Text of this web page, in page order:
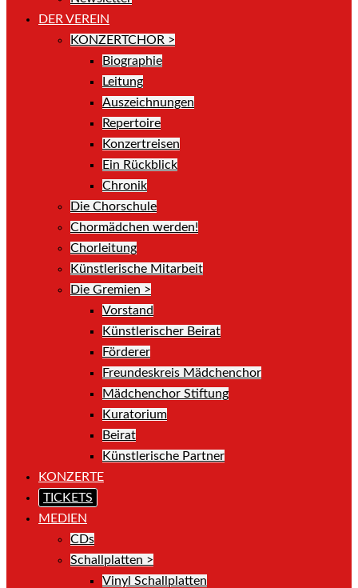
DER VEREIN
KONZERTCHOR >
Biographie
Leitung
Auszeichnungen
Repertoire
Konzertreisen
Ein Rückblick
Chronik
Die Chorschule
Chormädchen werden!
Chorleitung
Künstlerische Mitarbeit
Die Gremien >
Vorstand
Künstlerischer Beirat
Förderer
Freundeskreis Mädchenchor
Mädchenchor Stiftung
Kuratorium
Beirat
Künstlerische Partner
KONZERTE
TICKETS
MEDIEN
CDs
Schallplatten >
Vinyl Schallplatten